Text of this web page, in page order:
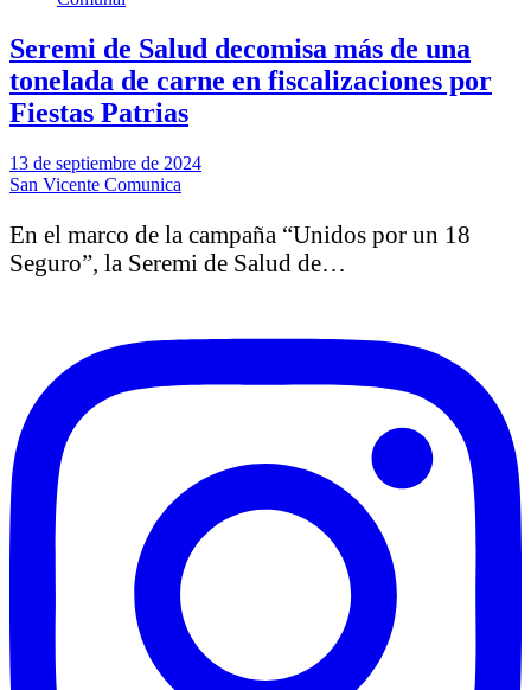
Seremi de Salud decomisa más de una
tonelada de carne en fiscalizaciones por
Fiestas Patrias
13 de septiembre de 2024
San Vicente Comunica
En el marco de la campaña “Unidos por un 18
Seguro”, la Seremi de Salud de…